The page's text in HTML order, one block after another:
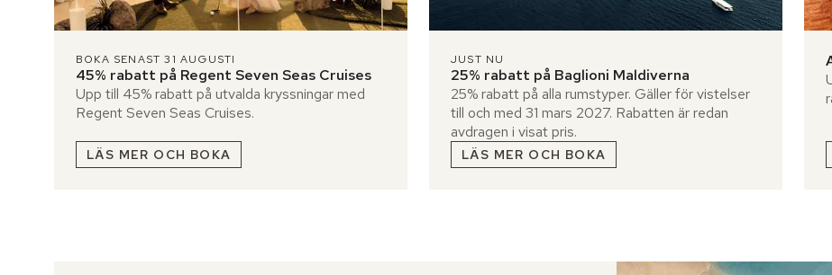
BOKA SENAST 31 AUGUSTI
45% rabatt på Regent Seven Seas Cruises
Upp till 45% rabatt på utvalda kryssningar med
Regent Seven Seas Cruises.
LÄS MER OCH BOKA
JUST NU
25% rabatt på Baglioni Maldiverna
25% rabatt på alla rumstyper. Gäller för vistelser
till och med 31 mars 2027. Rabatten är redan
avdragen i visat pris.
LÄS MER OCH BOKA